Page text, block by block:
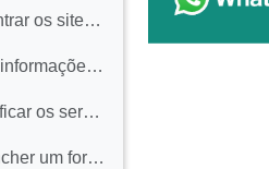
3.2 Consigo encontrar os sites e Apps oficiais de prestadores de serviços privados do meu interesse (transportes e viagens, utilidades, etc.)
3.3 Consigo obter informações de sites ou aplicações de serviços (públicos/privados) para realizar procedimentos pessoalmente (saúde, emprego, previdência social, transporte ...)
3.4 Consigo identificar os serviços interativos oferecidos por sites ou aplicações de serviços (públicos/privados)
3.5 Consigo preencher um formulário online a usar também uma lista suspensa, caixa de seleção, botão de opção, calendário e outras funções